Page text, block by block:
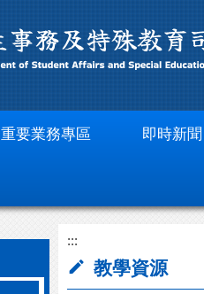
重要業務專區 即時新聞
:::
教學資源